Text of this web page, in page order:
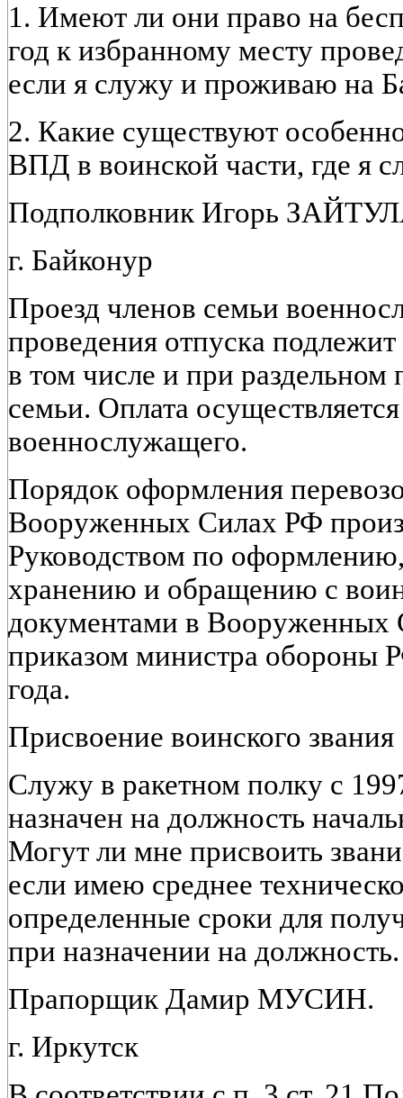
1. Имеют ли они право на
год к избранному месту
если я служу и проживаю на
2. Какие существуют
ВПД в воинской части, где я
Подполковник Игорь
г. Байконур
Проезд членов семьи
проведения отпуска
в том числе и при
семьи. Оплата
военнослужащего.
Порядок оформления
Вооруженных Силах РФ
Руководством по
хранению и обращению с
документами в
приказом министра обороны
года.
Присвоение воинского звания
Служу в ракетном полку с
назначен на должность
Могут ли мне присвоить
если имею среднее
определенные сроки для
при назначении на должность.
Прапорщик Дамир МУСИН.
г. Иркутск